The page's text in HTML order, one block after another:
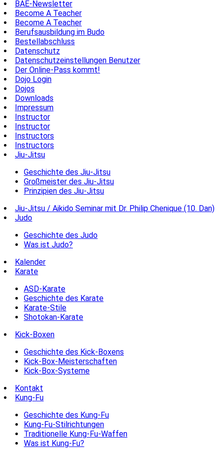
BAE-Newsletter
Become A Teacher
Become A Teacher
Berufsausbildung im Budo
Bestellabschluss
Datenschutz
Datenschutzeinstellungen Benutzer
Der Online-Pass kommt!
Dojo Login
Dojos
Downloads
Impressum
Instructor
Instructor
Instructors
Instructors
Jiu-Jitsu
Geschichte des Jiu-Jitsu
Großmeister des Jiu-Jitsu
Prinzipien des Jiu-Jitsu
Jiu-Jitsu / Aikido Seminar mit Dr. Philip Chenique (10. Dan)
Judo
Geschichte des Judo
Was ist Judo?
Kalender
Karate
ASD-Karate
Geschichte des Karate
Karate-Stile
Shotokan-Karate
Kick-Boxen
Geschichte des Kick-Boxens
Kick-Box-Meisterschaften
Kick-Box-Systeme
Kontakt
Kung-Fu
Geschichte des Kung-Fu
Kung-Fu-Stilrichtungen
Traditionelle Kung-Fu-Waffen
Was ist Kung-Fu?